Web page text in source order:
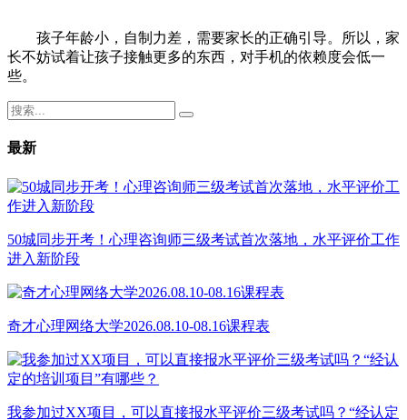
孩子年龄小，自制力差，需要家长的正确引导。所以，家
长不妨试着让孩子接触更多的东西，对手机的依赖度会低一
些。
最新
50城同步开考！心理咨询师三级考试首次落地，水平评价工作
进入新阶段
奇才心理网络大学2026.08.10-08.16课程表
我参加过XX项目，可以直接报水平评价三级考试吗？“经认定